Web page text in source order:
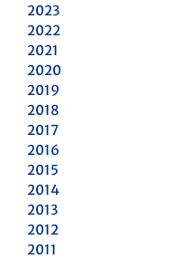
2023
2022
2021
2020
2019
2018
2017
2016
2015
2014
2013
2012
2011